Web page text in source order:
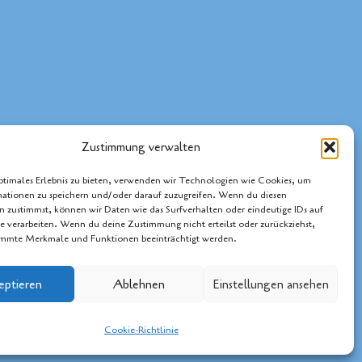
Zustimmung verwalten
Erlebnis zu bieten, verwenden wir Technologien wie Cookies, um
zu speichern und/oder darauf zuzugreifen. Wenn du diesen
zustimmst, können wir Daten wie das Surfverhalten oder eindeutige IDs auf
verarbeiten. Wenn du deine Zustimmung nicht erteilst oder zurückziehst,
Merkmale und Funktionen beeinträchtigt werden.
Ablehnen Einstellungen ansehen
Cookie-Richtlinie
Kadence WP